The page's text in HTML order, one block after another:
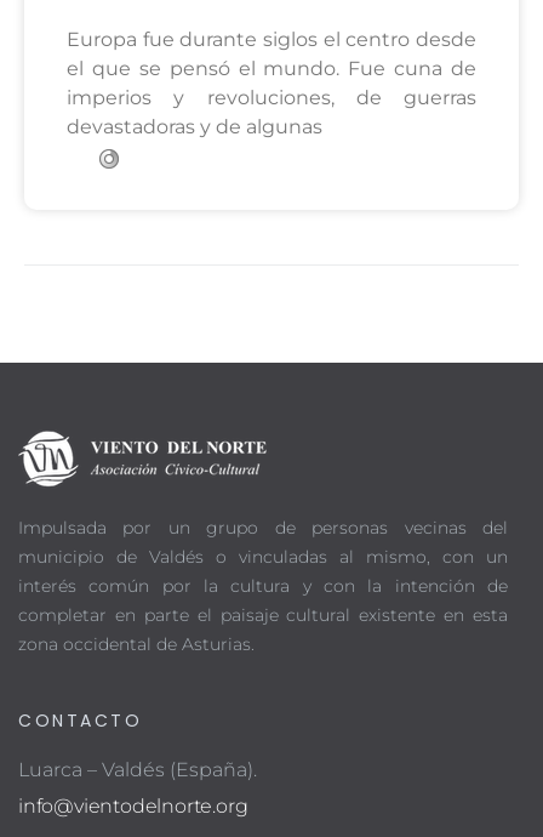
Europa fue durante siglos el centro desde
el que se pensó el mundo. Fue cuna de
imperios y revoluciones, de guerras
devastadoras y de algunas
Impulsada por un grupo de personas vecinas del
municipio de Valdés o vinculadas al mismo, con un
interés común por la cultura y con la intención de
completar en parte el paisaje cultural existente en esta
zona occidental de Asturias.
CONTACTO
Luarca – Valdés (España).
info@vientodelnorte.org